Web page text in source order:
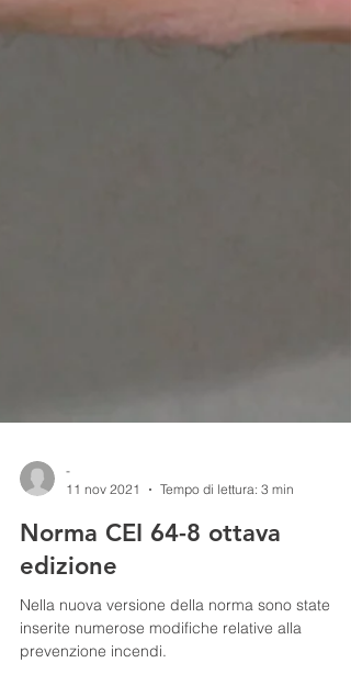
11 nov 2021
Tempo di lettura: 3 min
Norma CEI 64-8 ottava
edizione
Nella nuova versione della norma sono state
inserite numerose modifiche relative alla